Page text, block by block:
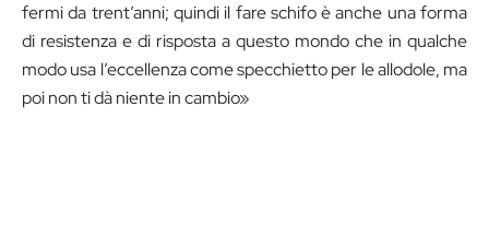
fermi da trent’anni; quindi il fare schifo è anche una forma
di resistenza e di risposta a questo mondo che in qualche
modo usa l’eccellenza come specchietto per le allodole, ma
poi non ti dà niente in cambio»